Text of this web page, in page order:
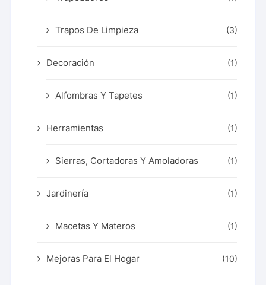
Trapos De Limpieza (3)
Decoración (1)
Alfombras Y Tapetes (1)
Herramientas (1)
Sierras, Cortadoras Y Amoladoras (1)
Jardinería (1)
Macetas Y Materos (1)
Mejoras Para El Hogar (10)